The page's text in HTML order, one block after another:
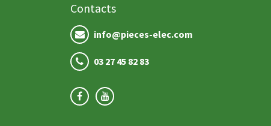
Contacts
info@pieces-elec.com
03 27 45 82 83